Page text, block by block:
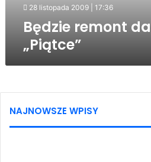
28 listopada 2009 | 17:36
Będzie remont
„Piątce”
NAJNOWSZE WPISY